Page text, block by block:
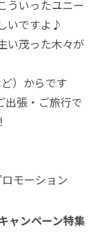
ういったユニー
いですよ♪
い茂った木々が
）からです
出張・ご旅行で
モーション
ャンペーン特集